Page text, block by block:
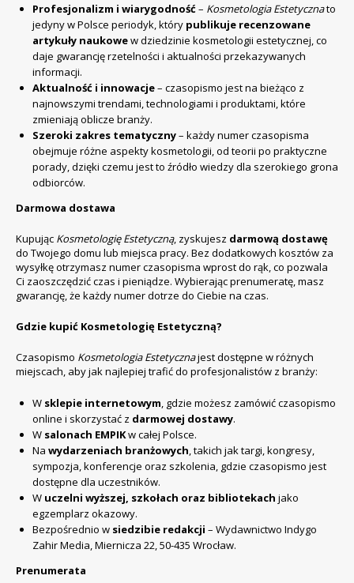
Profesjonalizm i wiarygodność– Kosmetologia Estetycznato
jedyny w Polsce periodyk, który publikuje recenzowane
artykuły naukowew dziedzinie kosmetologii estetycznej, co
daje gwarancję rzetelności i aktualności przekazywanych
informacji.
Aktualność i innowacje– czasopismo jest na bieżąco z
najnowszymi trendami, technologiami i produktami, które
zmieniają oblicze branży.
Szeroki zakres tematyczny– każdy numer czasopisma
obejmuje różne aspekty kosmetologii, od teorii po praktyczne
porady, dzięki czemu jest to źródło wiedzy dla szerokiego grona
odbiorców.
Darmowa dostawa
Kupując Kosmetologię Estetyczną, zyskujesz darmową dostawę
do Twojego domu lub miejsca pracy. Bez dodatkowych kosztów za
wysyłkę otrzymasz numer czasopisma wprost do rąk, co pozwala
Ci zaoszczędzić czas i pieniądze. Wybierając prenumeratę, masz
gwarancję, że każdy numer dotrze do Ciebie na czas.
Gdzie kupić Kosmetologię Estetyczną?
Czasopismo Kosmetologia Estetycznajest dostępne w różnych
miejscach, aby jak najlepiej trafić do profesjonalistów z branży:
W sklepie internetowym, gdzie możesz zamówić czasopismo
online i skorzystać z darmowej dostawy.
W salonach EMPIKw całej Polsce.
Na wydarzeniach branżowych, takich jak targi, kongresy,
sympozja, konferencje oraz szkolenia, gdzie czasopismo jest
dostępne dla uczestników.
W uczelni wyższej, szkołach oraz bibliotekach jako
egzemplarz okazowy.
Bezpośrednio w siedzibie redakcji – Wydawnictwo Indygo
Zahir Media, Miernicza 22, 50-435 Wrocław.
Prenumerata